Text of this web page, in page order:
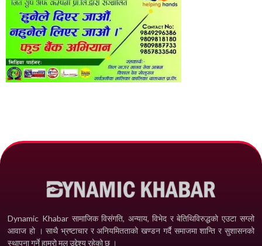
Dynamic Khabar सामाजिक विसंगति, अन्याय, विभेद­ र बेतिथिविरुद्धको एउटा सग्लो
आवाज हो । साथै भ्रष्टाचार र अनियमितताको खण्डन गर्दै समाजमा शान्ति र सुशासनको
स्थापना गर्ने हाम्रो मूल उद्देश्य रहेको छ ।